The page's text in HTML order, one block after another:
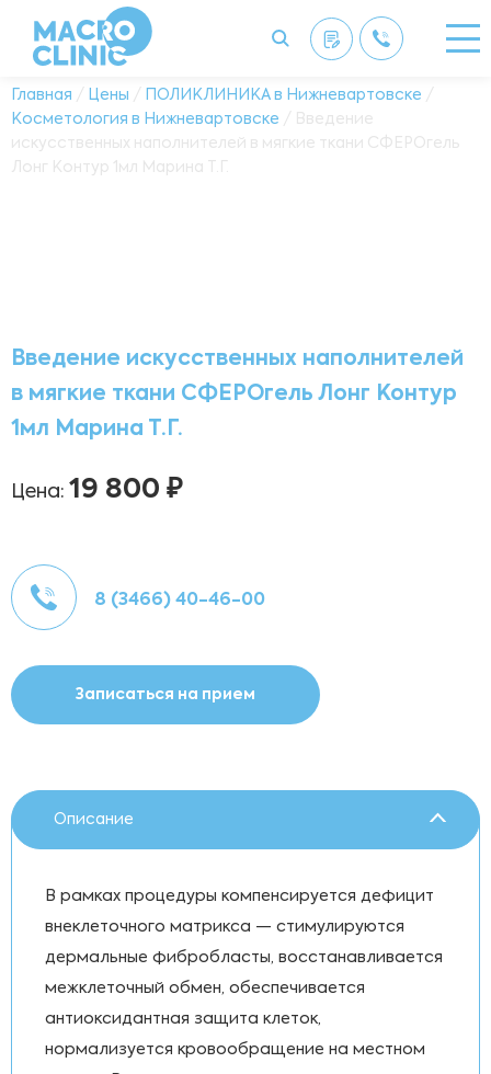
Главная / Цены / ПОЛИКЛИНИКА в Нижневартовске /
Косметология в Нижневартовске / Введение
искусственных наполнителей в мягкие ткани СФЕРОгель
Лонг Контур 1мл Марина Т.Г.
Введение искусственных наполнителей
в мягкие ткани СФЕРОгель Лонг Контур
1мл Марина Т.Г.
Цена: 19 800 ₽
8 (3466) 40-46-00
Записаться на прием
Описание
В рамках процедуры компенсируется дефицит
внеклеточного матрикса — стимулируются
дермальные фибробласты, восстанавливается
межклеточный обмен, обеспечивается
антиоксидантная защита клеток,
нормализуется кровообращение на местном